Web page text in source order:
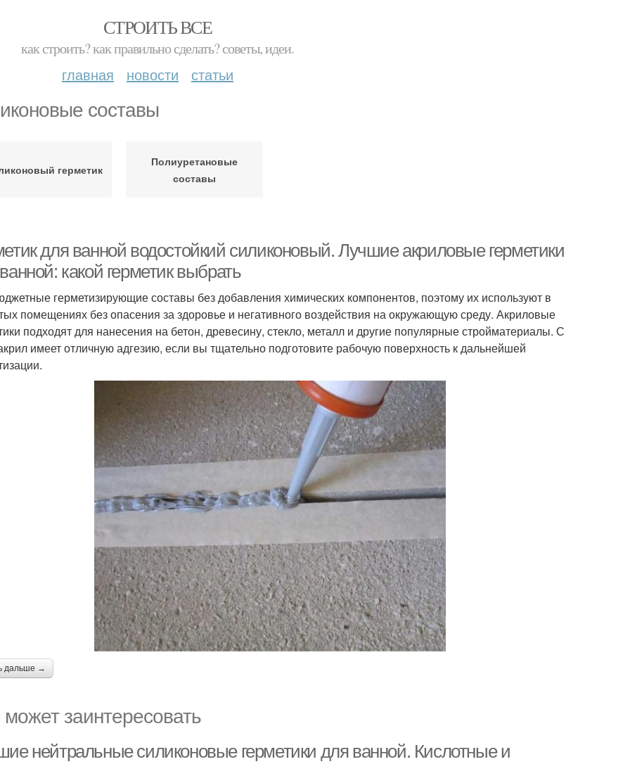
СТРОИТЬ ВСЕ
как строить? как правильно сделать? советы, идеи.
главная новости статьи
составы
герметик
Полиуретановые
составы
для ванной водостойкий силиконовый. Лучшие акриловые герметики
какой герметик выбрать
герметизирующие составы без добавления химических компонентов, поэтому их используют в
помещениях без опасения за здоровье и негативного воздействия на окружающую среду. Акриловые
подходят для нанесения на бетон, древесину, стекло, металл и другие популярные стройматериалы. С
имеет отличную адгезию, если вы тщательно подготовите рабочую поверхность к дальнейшей
дальше →
заинтересовать
нейтральные силиконовые герметики для ванной. Кислотные и